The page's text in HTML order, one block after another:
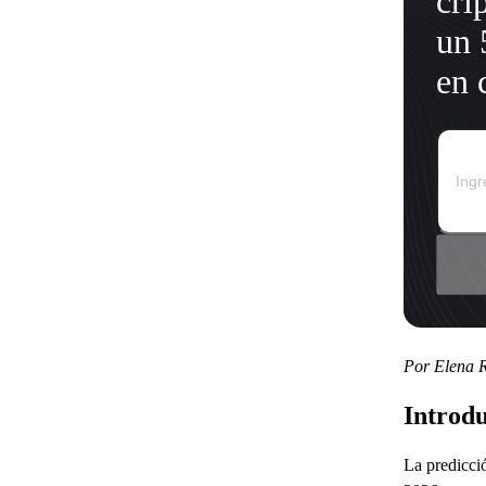
un
en
Por Elena
La